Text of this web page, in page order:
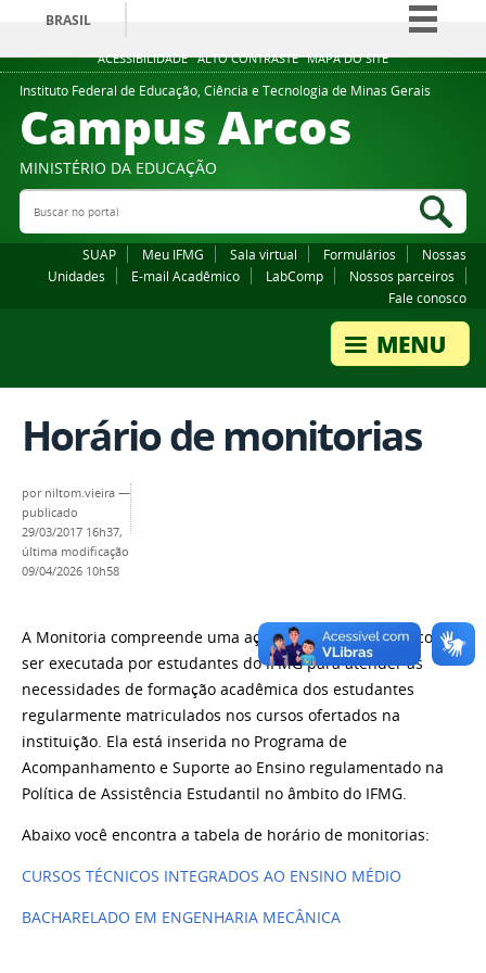
ACESSIBILIDADE ALTO CONTRASTE MAPA DO SITE
BRASIL
Simplifique!
Comunica BR
Participe
Legislação
Instituto Federal de Educação, Ciência e Tecnologia de Minas Gerais
Campus Arcos
MINISTÉRIO DA EDUCAÇÃO
Buscar no portal
SUAP Meu IFMG Sala virtual Formulários
Nossas
Unidades
E-mail Acadêmico LabComp
Nossos parceiros
Fale conosco
Horário de monitorias
por niltom.vieira —
publicado
29/03/2017 16h37,
última modificação
09/04/2026 10h58
A Monitoria compreende uma ação de apoio pedagógico a
ser executada por estudantes do IFMG para atender as
necessidades de formação acadêmica dos estudantes
regularmente matriculados nos cursos ofertados na
instituição. Ela está inserida no Programa de
Acompanhamento e Suporte ao Ensino regulamentado na
Política de Assistência Estudantil no âmbito do IFMG.
Abaixo você encontra a tabela de horário de monitorias:
CURSOS TÉCNICOS INTEGRADOS AO ENSINO MÉDIO
BACHARELADO EM ENGENHARIA MECÂNICA